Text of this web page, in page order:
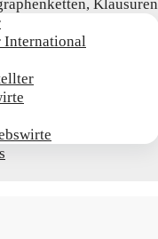
Klausuren
International